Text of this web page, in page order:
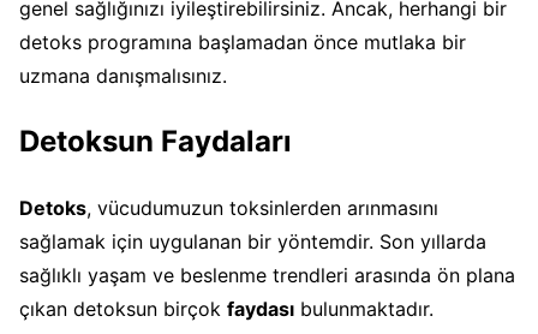
genel sağlığınızı iyileştirebilirsiniz. Ancak, herhangi bir
detoks programına başlamadan önce mutlaka bir
uzmana danışmalısınız.
Detoksun Faydaları
Detoks, vücudumuzun toksinlerden arınmasını
sağlamak için uygulanan bir yöntemdir. Son yıllarda
sağlıklı yaşam ve beslenme trendleri arasında ön plana
çıkan detoksun birçok faydası bulunmaktadır.